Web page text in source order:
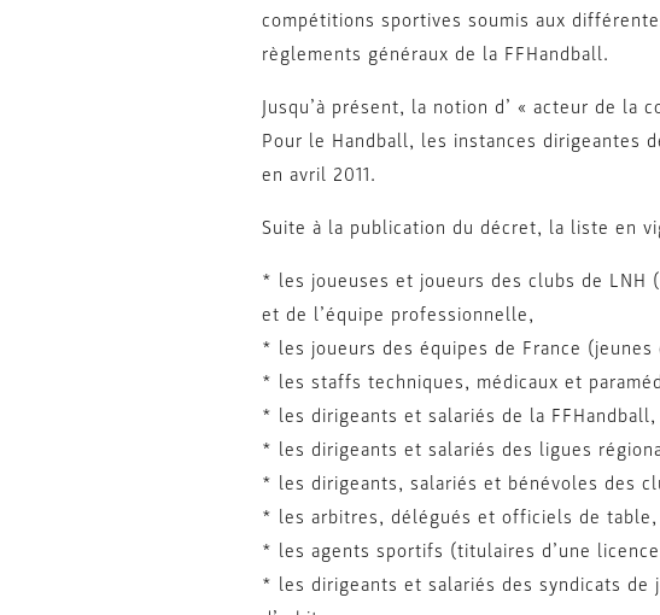
compétitions sportives soumis aux
règlements généraux de la FFHandball.
Jusqu’à présent, la notion d’ « acteur de
Pour le Handball, les instances dirigeantes
en avril 2011.
Suite à la publication du décret, la liste en
* les joueuses et joueurs des clubs de
et de l’équipe professionnelle,
* les joueurs des équipes de France (jeunes
* les staffs techniques, médicaux et
* les dirigeants et salariés de la
* les dirigeants et salariés des ligues
* les dirigeants, salariés et bénévoles des
* les arbitres, délégués et officiels de table,
* les agents sportifs (titulaires d’une
* les dirigeants et salariés des syndicats de